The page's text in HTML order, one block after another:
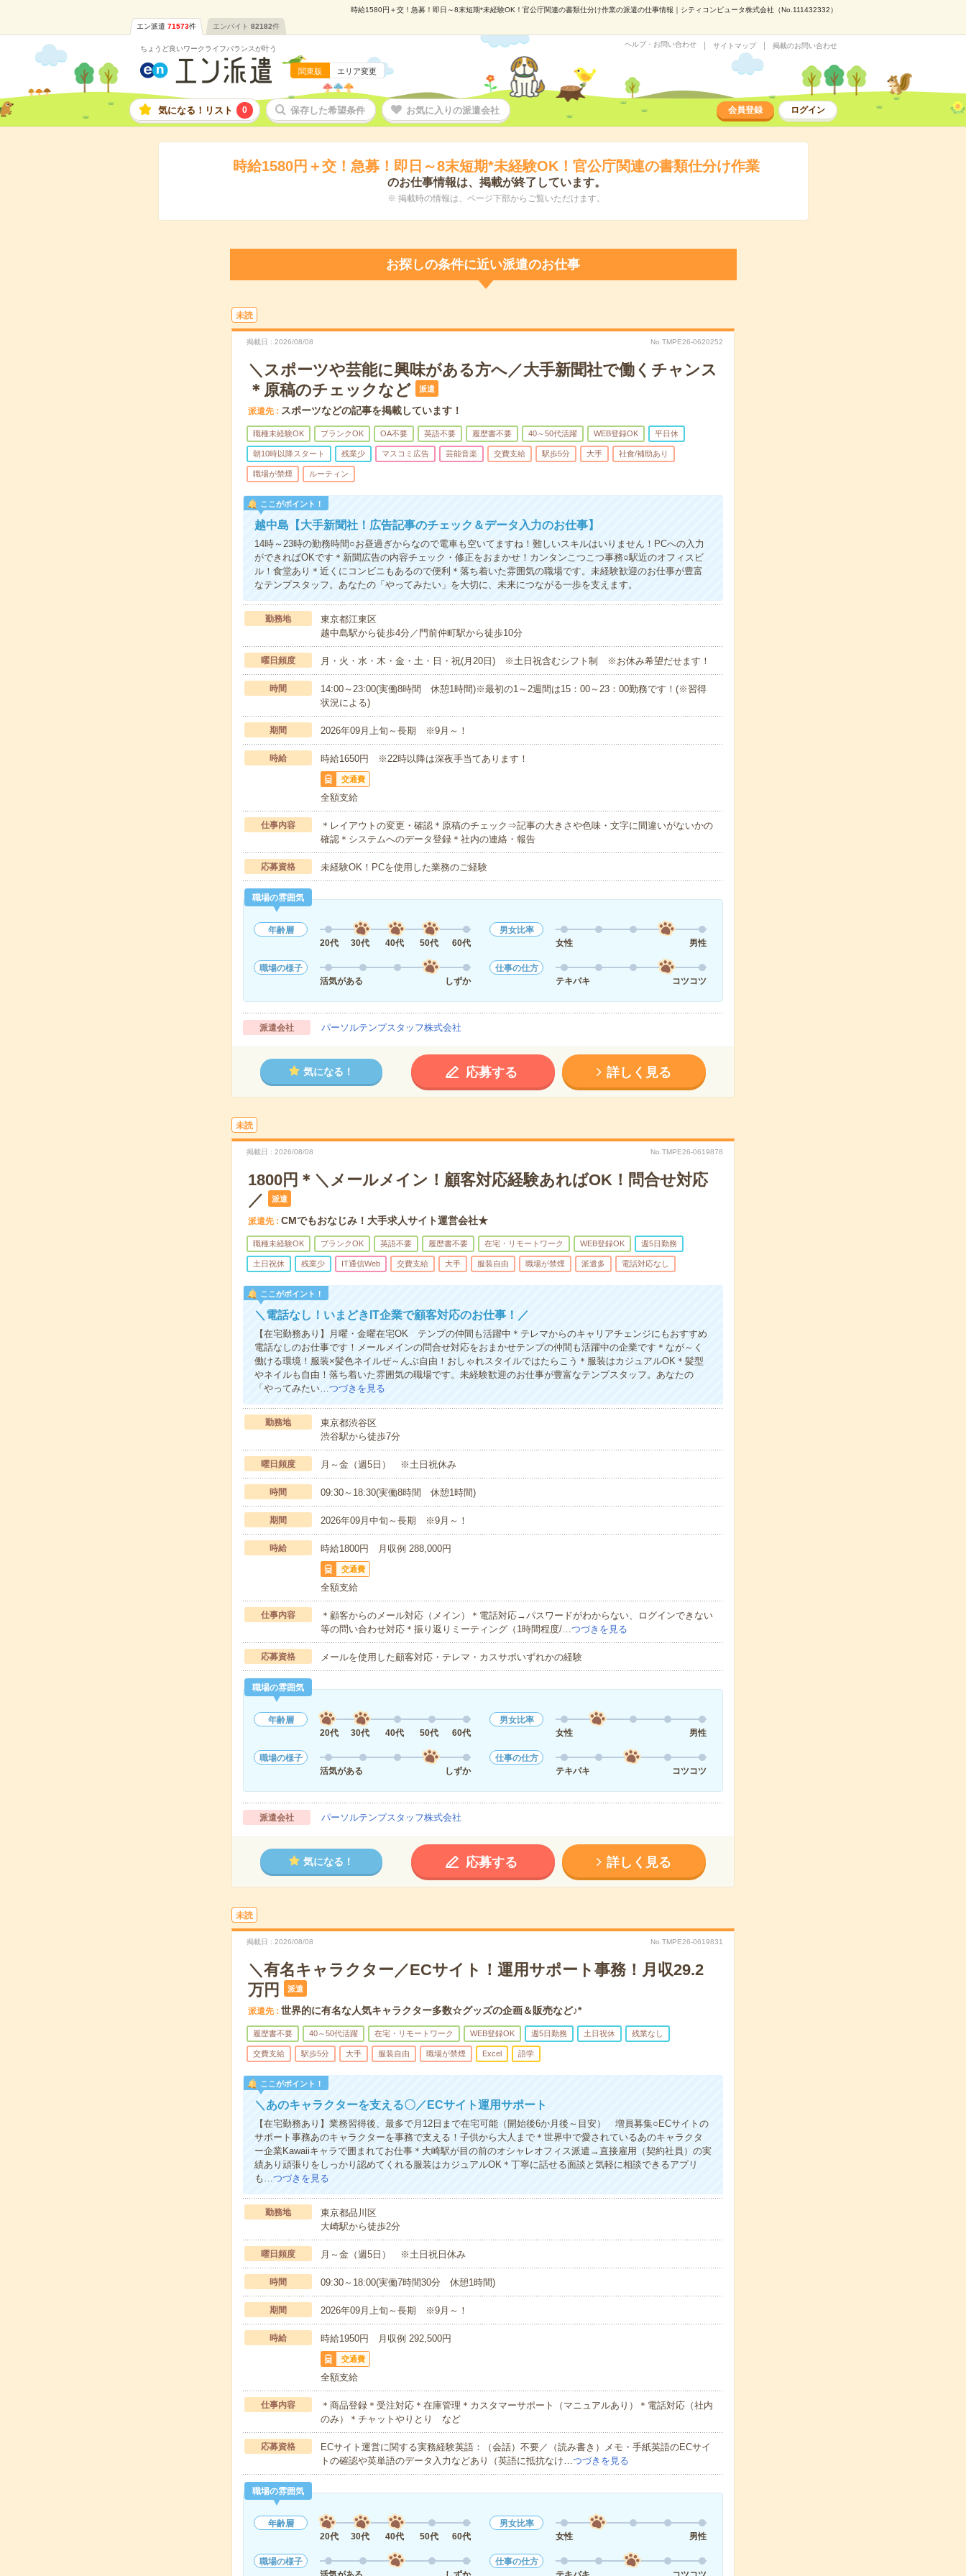
時給1580円＋交！急募！即日～8末短期*未経験OK！官公庁関連の書類仕分け作業の派遣の仕事情報｜シティコンピュータ株式会社（No.111432332）
エン派遣 71573件 エンバイト 82182件
ちょうど良いワークライフバランスが叶う
関東版 エリア変更
ヘルプ・お問い合わせ サイトマップ 掲載のお問い合わせ
気になる！リスト 0 保存した希望条件 お気に入りの派遣会社 会員登録 ログイン
時給1580円＋交！急募！即日～8末短期*未経験OK！官公庁関連の書類仕分け作業
のお仕事情報は、掲載が終了しています。
※ 掲載時の情報は、ページ下部からご覧いただけます。
お探しの条件に近い派遣のお仕事
未読
掲載日 2026/08/08 No.TMPE26-0620252
＼スポーツや芸能に興味がある方へ／大手新聞社で働くチャンス
＊原稿のチェックなど
派遣
派遣先 スポーツなどの記事を掲載しています！
職種未経験OK ブランクOK OA不要 英語不要 履歴書不要 40～50代活躍 WEB登録OK 平日休
朝10時以降スタート 残業少 マスコミ広告 芸能音楽 交費支給 駅歩5分 大手 社食/補助あり
職場が禁煙 ルーティン
ここがポイント！
越中島【大手新聞社！広告記事のチェック＆データ入力のお仕事】
14時～23時の勤務時間○お昼過ぎからなので電車も空いてますね！難しいスキルはいりません！PCへの入力
ができればOKです＊新聞広告の内容チェック・修正をおまかせ！カンタンこつこつ事務○駅近のオフィスビ
ル！食堂あり＊近くにコンビニもあるので便利＊落ち着いた雰囲気の職場です。未経験歓迎のお仕事が豊富
なテンプスタッフ。あなたの「やってみたい」を大切に、未来につながる一歩を支えます。
勤務地
東京都江東区
越中島駅から徒歩4分／門前仲町駅から徒歩10分
曜日頻度 月・火・水・木・金・土・日・祝(月20日) ※土日祝含むシフト制 ※お休み希望だせます！
時間
14:00～23:00(実働8時間 休憩1時間)※最初の1～2週間は15：00～23：00勤務です！(※習得
状況による)
期間 2026年09月上旬～長期 ※9月～！
時給 時給1650円 ※22時以降は深夜手当てあります！
交通費
全額支給
仕事内容
＊レイアウトの変更・確認＊原稿のチェック⇒記事の大きさや色味・文字に間違いがないかの
確認＊システムへのデータ登録＊社内の連絡・報告
応募資格 未経験OK！PCを使用した業務のご経験
職場の雰囲気
年齢層
20代
30代 40代 50代 60代
男女比率
女性
男性
職場の様子
活気がある
しずか
仕事の仕方
テキパキ
コツコツ
派遣会社 パーソルテンプスタッフ株式会社
気になる！ 応募する 詳しく見る
未読
掲載日 2026/08/08 No.TMPE26-0619878
1800円＊＼メールメイン！顧客対応経験あればOK！問合せ対応
／
派遣
派遣先 CMでもおなじみ！大手求人サイト運営会社★
職種未経験OK ブランクOK 英語不要 履歴書不要 在宅・リモートワーク WEB登録OK 週5日勤務
土日祝休 残業少 IT通信Web 交費支給 大手 服装自由 職場が禁煙 派遣多 電話対応なし
ここがポイント！
＼電話なし！いまどきIT企業で顧客対応のお仕事！／
【在宅勤務あり】月曜・金曜在宅OK テンプの仲間も活躍中＊テレマからのキャリアチェンジにもおすすめ
電話なしのお仕事です！メールメインの問合せ対応をおまかせテンプの仲間も活躍中の企業です＊なが～く
働ける環境！服装×髪色ネイルぜ～んぶ自由！おしゃれスタイルではたらこう＊服装はカジュアルOK＊髪型
やネイルも自由！落ち着いた雰囲気の職場です。未経験歓迎のお仕事が豊富なテンプスタッフ。あなたの
「やってみたい…つづきを見る
勤務地
東京都渋谷区
渋谷駅から徒歩7分
曜日頻度 月～金（週5日） ※土日祝休み
時間 09:30～18:30(実働8時間 休憩1時間)
期間 2026年09月中旬～長期 ※9月～！
時給 時給1800円 月収例 288,000円
交通費
全額支給
仕事内容
＊顧客からのメール対応（メイン）＊電話対応→パスワードがわからない、ログインできない
等の問い合わせ対応＊振り返りミーティング（1時間程度/…つづきを見る
応募資格 メールを使用した顧客対応・テレマ・カスサポいずれかの経験
職場の雰囲気
年齢層
20代
30代 40代 50代 60代
男女比率
女性
男性
職場の様子
活気がある
しずか
仕事の仕方
テキパキ
コツコツ
派遣会社 パーソルテンプスタッフ株式会社
気になる！ 応募する 詳しく見る
未読
掲載日 2026/08/08 No.TMPE26-0619831
＼有名キャラクター／ECサイト！運用サポート事務！月収29.2
万円
派遣
派遣先 世界的に有名な人気キャラクター多数☆グッズの企画＆販売など♪*
履歴書不要 40～50代活躍 在宅・リモートワーク WEB登録OK 週5日勤務 土日祝休 残業なし
交費支給 駅歩5分 大手 服装自由 職場が禁煙 Excel 語学
ここがポイント！
＼あのキャラクターを支える〇／ECサイト運用サポート
【在宅勤務あり】業務習得後、最多で月12日まで在宅可能（開始後6か月後～目安） 増員募集○ECサイトの
サポート事務あのキャラクターを事務で支える！子供から大人まで＊世界中で愛されているあのキャラクタ
ー企業Kawaiiキャラで囲まれてお仕事＊大崎駅が目の前のオシャレオフィス派遣→直接雇用（契約社員）の実
績あり頑張りをしっかり認めてくれる服装はカジュアルOK＊丁寧に話せる面談と気軽に相談できるアプリ
も…つづきを見る
勤務地
東京都品川区
大崎駅から徒歩2分
曜日頻度 月～金（週5日） ※土日祝日休み
時間 09:30～18:00(実働7時間30分 休憩1時間)
期間 2026年09月上旬～長期 ※9月～！
時給 時給1950円 月収例 292,500円
交通費
全額支給
仕事内容
＊商品登録＊受注対応＊在庫管理＊カスタマーサポート（マニュアルあり）＊電話対応（社内
のみ）＊チャットやりとり など
応募資格
ECサイト運営に関する実務経験英語：（会話）不要／（読み書き）メモ・手紙英語のECサイ
トの確認や英単語のデータ入力などあり（英語に抵抗なけ…つづきを見る
職場の雰囲気
年齢層
20代
30代 40代 50代 60代
男女比率
女性
男性
職場の様子
仕事の仕方